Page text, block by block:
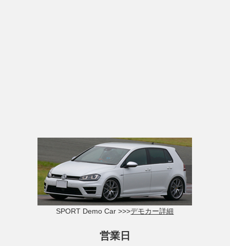
SPORT Demo Car >>>デモカー詳細
営業日